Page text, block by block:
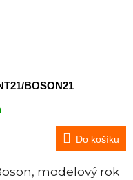
BOSON21
Do košíku
modelový rok